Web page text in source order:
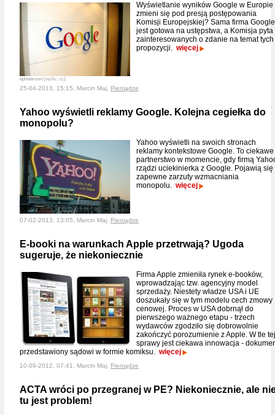
epheterson (na lic. cc)
Wyświetlanie wyników Google w Europie
zmieni się pod presją postępowania
Komisji Europejskiej? Sama firma Google
jest gotowa na ustępstwa, a Komisja pyta
zainteresowanych o zdanie na temat tych
propozycji. więcej
25-04-2013, 15:15, Marcin Maj, Pieniądze
Yahoo wyświetli reklamy Google. Kolejna cegiełka do
monopolu?
Yahoo wyświetli na swoich stronach
reklamy kontekstowe Google. To ciekawe
partnerstwo w momencie, gdy firmą
rządzi uciekinierka z Google. Pojawią się
zapewne zarzuty wzmacniania
monopolu. więcej
07-02-2013, 13:05, Marcin Maj, Pieniądze
E-booki na warunkach Apple przetrwają? Ugoda
sugeruje, że niekoniecznie
Firma Apple zmieniła rynek e-booków,
wprowadzając tzw. agencyjny model
sprzedaży. Niestety władze USA i UE
doszukały się w tym modelu cech zmowy
cenowej. Proces w USA dobrnął do
pierwszego ważnego etapu - trzech
wydawców zgodziło się dobrowolnie
zakończyć porozumienie z Apple. W tle tej
sprawy jest ciekawa innowacja -
przedstawiony sądowi w formie komiksu. więcej
10-09-2012, 07:41, Marcin Maj, Pieniądze
ACTA wróci po przegranej w PE? Niekoniecznie, ale
tu jest problem!